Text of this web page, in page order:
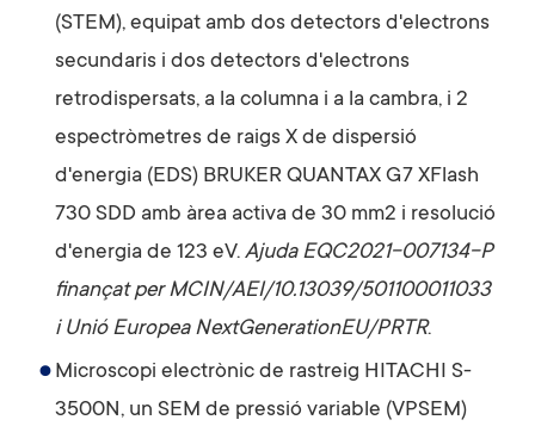
(STEM), equipat amb dos detectors d'electrons
secundaris i dos detectors d'electrons
retrodispersats, a la columna i a la cambra, ​​i 2
espectròmetres de raigs X de dispersió
d'energia (EDS) BRUKER QUANTAX G7 XFlash
730 SDD amb àrea activa de 30 mm2 i resolució
d'energia de 123 eV. Ajuda EQC2021-007134-P
finançat per MCIN/AEI/10.13039/501100011033
i Unió Europea NextGenerationEU/PRTR.
Microscopi electrònic de rastreig HITACHI S-
3500N, un SEM de pressió variable (VPSEM)